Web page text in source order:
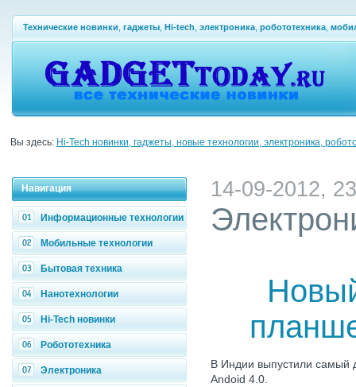
Технические новинки гаджеты Hi-tech электроника робототехника
Вы здесь: Hi-Tech новинки, гаджеты, новые технологии, электроника,
Навигация
Информационные технологии
Мобильные технологии
Бытовая техника
Нанотехнологии
Hi-Tech новинки
Робототехника
Электроника
14-09-2012,
В Индии выпустили самый
Andoid 4.0.